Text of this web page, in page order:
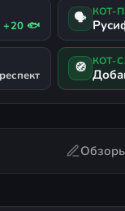
+20 🐟 🗣 КОТ-
🧭 КОТ-